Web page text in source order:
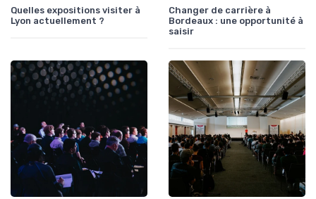
Quelles expositions visiter à
Lyon actuellement ?
Changer de carrière à
Bordeaux : une opportunité à
saisir